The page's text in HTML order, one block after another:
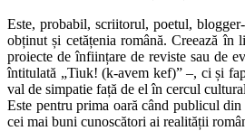
Este, probabil, scriitorul, poetul,
obținut și cetățenia română. Creează în
proiecte de înființare de reviste sau de
întitulată „Tiuk! (k-avem kef)” –, ci și
val de simpatie față de el în cercul
Este pentru prima oară când publicul
cei mai buni cunoscători ai realității